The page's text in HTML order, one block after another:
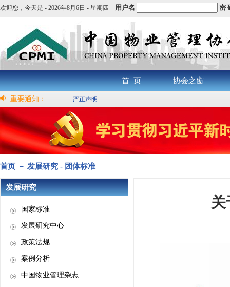
欢迎您， 今天是 - 2026年8月6日 - 星期四 用户名 密
首 页 协会之窗
重要通知： 严正声明
首页 － 发展研究 - 团体标准
发展研究
国家标准
发展研究中心
政策法规
案例分析
中国物业管理杂志
关